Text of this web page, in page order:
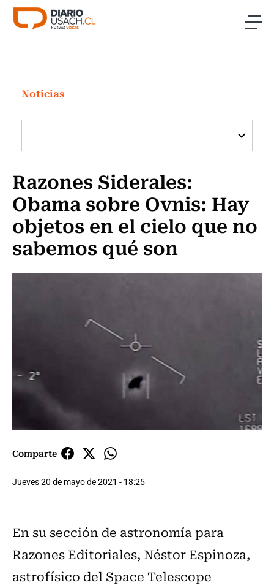
Click acá para ir directamente al contenido
Investigación
Cultura
Programas Radio y TV Usach
Noticias
Razones Siderales:
Obama sobre Ovnis: Hay
objetos en el cielo que no
sabemos qué son
Comparte
Jueves 20 de mayo de 2021 - 18:25
En su sección de astronomía para
Razones Editoriales, Néstor Espinoza,
astrofísico del Space Telescope